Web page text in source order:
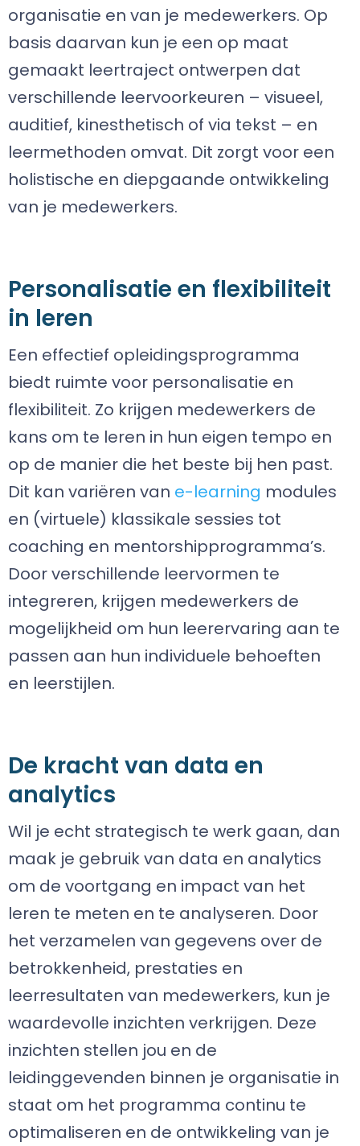
organisatie en van je medewerkers. Op
basis daarvan kun je een op maat
gemaakt leertraject ontwerpen dat
verschillende leervoorkeuren – visueel,
auditief, kinesthetisch of via tekst – en
leermethoden omvat. Dit zorgt voor een
holistische en diepgaande ontwikkeling
van je medewerkers.
Personalisatie en flexibiliteit
in leren
Een effectief opleidingsprogramma
biedt ruimte voor personalisatie en
flexibiliteit. Zo krijgen medewerkers de
kans om te leren in hun eigen tempo en
op de manier die het beste bij hen past.
Dit kan variëren van e-learning modules
en (virtuele) klassikale sessies tot
coaching en mentorshipprogramma’s.
Door verschillende leervormen te
integreren, krijgen medewerkers de
mogelijkheid om hun leerervaring aan te
passen aan hun individuele behoeften
en leerstijlen.
De kracht van data en
analytics
Wil je echt strategisch te werk gaan, dan
maak je gebruik van data en analytics
om de voortgang en impact van het
leren te meten en te analyseren. Door
het verzamelen van gegevens over de
betrokkenheid, prestaties en
leerresultaten van medewerkers, kun je
waardevolle inzichten verkrijgen. Deze
inzichten stellen jou en de
leidinggevenden binnen je organisatie in
staat om het programma continu te
optimaliseren en de ontwikkeling van je